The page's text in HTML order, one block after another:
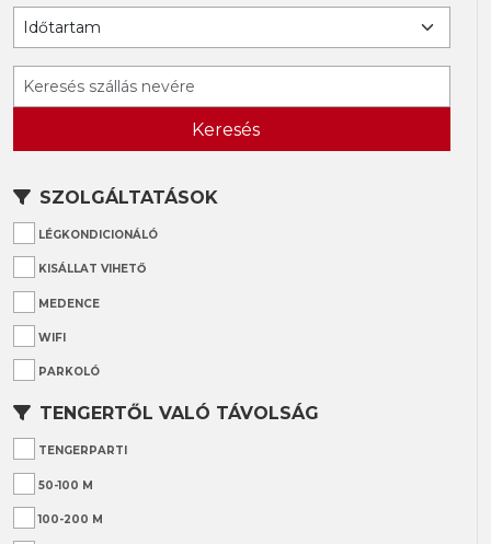
Keresés
SZOLGÁLTATÁSOK
LÉGKONDICIONÁLÓ
KISÁLLAT VIHETŐ
MEDENCE
WIFI
PARKOLÓ
TENGERTŐL VALÓ TÁVOLSÁG
TENGERPARTI
50-100 M
100-200 M